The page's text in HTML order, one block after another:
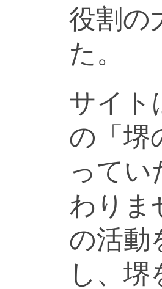
役割の
た。
サイト
の「堺
ってい
わりま
の活動
し、